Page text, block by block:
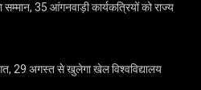
सम्मान, 35 आंगनवाड़ी कार्यकत्रियों को राज्य
29 अगस्त से खुलेगा खेल विश्वविद्यालय